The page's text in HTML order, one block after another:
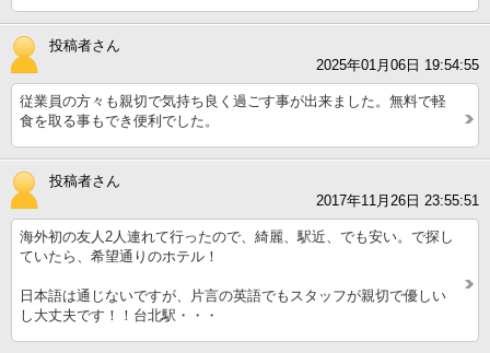
投稿者さん
2025年01月06日 19:54:55
従業員の方々も親切で気持ち良く過ごす事が出来ました。無料で軽
食を取る事もでき便利でした。
投稿者さん
2017年11月26日 23:55:51
海外初の友人2人連れて行ったので、綺麗、駅近、でも安い。で探し
ていたら、希望通りのホテル！
日本語は通じないですが、片言の英語でもスタッフが親切で優しい
し大丈夫です！！台北駅・・・